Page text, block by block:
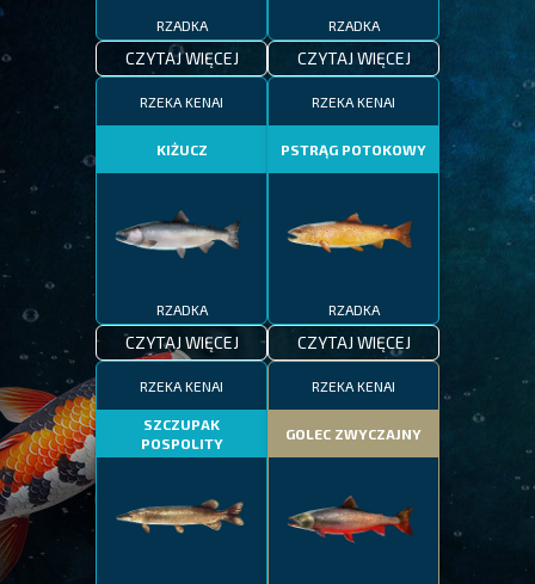
RZADKA
CZYTAJ WIĘCEJ
RZADKA
CZYTAJ WIĘCEJ
RZEKA KENAI
KIŻUCZ
RZADKA
CZYTAJ WIĘCEJ
RZEKA KENAI
PSTRĄG POTOKOWY
RZADKA
CZYTAJ WIĘCEJ
RZEKA KENAI
SZCZUPAK
POSPOLITY
RZEKA KENAI
GOLEC ZWYCZAJNY